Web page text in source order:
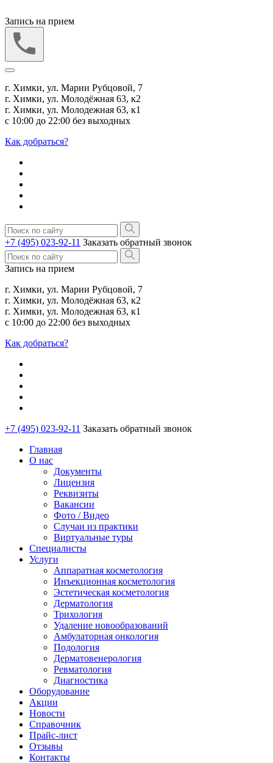
Запись на прием
г. Химки, ул. Марии Рубцовой, 7
г. Химки, ул. Молодёжная 63, к2
г. Химки, ул. Молодежная 63, к1
с 10:00 до 22:00 без выходных
Как добраться?
+7 (495) 023-92-11 Заказать обратный звонок
Запись на прием
г. Химки, ул. Марии Рубцовой, 7
г. Химки, ул. Молодёжная 63, к2
г. Химки, ул. Молодежная 63, к1
с 10:00 до 22:00 без выходных
Как добраться?
+7 (495) 023-92-11 Заказать обратный звонок
Главная
О нас
Документы
Лицензия
Реквизиты
Вакансии
Фото / Видео
Случаи из практики
Виртуальные туры
Специалисты
Услуги
Аппаратная косметология
Инъекционная косметология
Эстетическая косметология
Дермато­логия
Трихология
Удаление новообразований
Амбулаторная онкология
Подология
Дерматовенерология
Ревматология
Диагностика
Оборудование
Акции
Новости
Справочник
Прайс-лист
Отзывы
Контакты